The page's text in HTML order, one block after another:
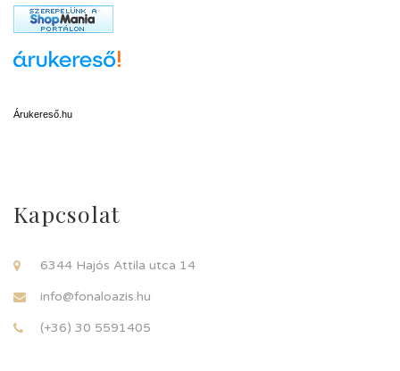
Árukereső.hu
Kapcsolat
6344 Hajós Attila utca 14
info@fonaloazis.hu
(+36) 30 5591405